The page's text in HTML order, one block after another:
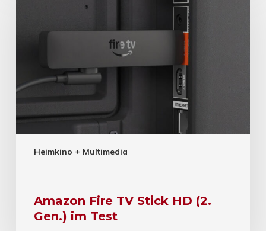
Heimkino + Multimedia
Amazon Fire TV Stick HD (2.
Gen.) im Test